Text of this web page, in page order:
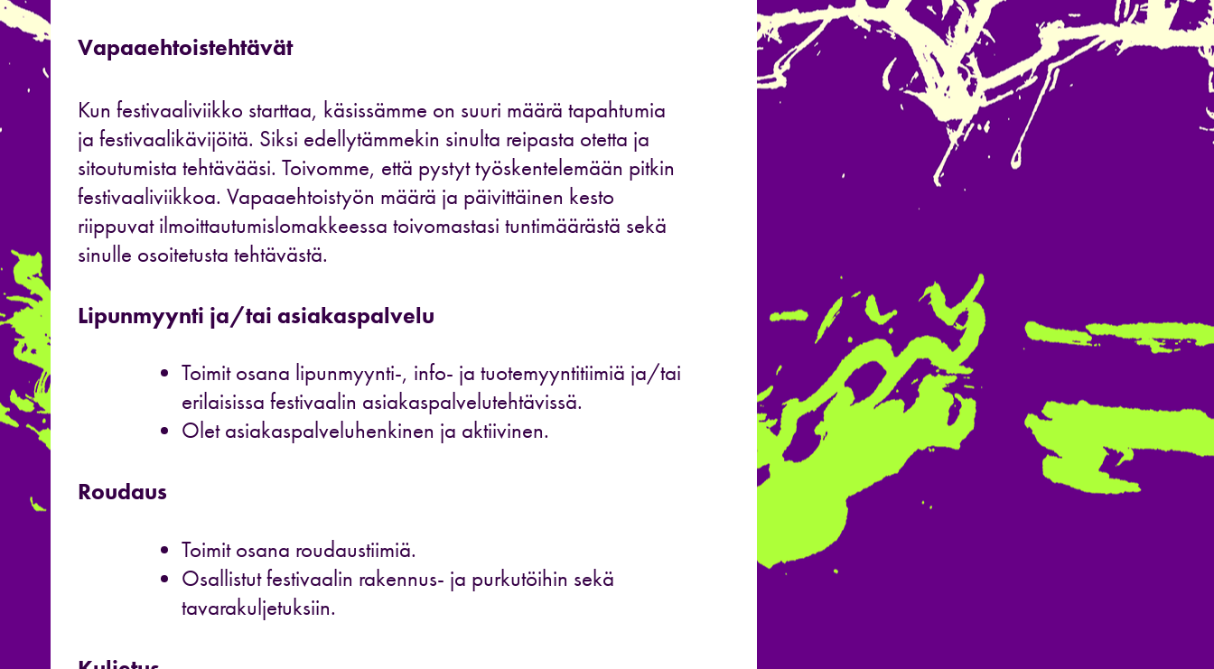
Vapaaehtoistehtävät
Kun festivaaliviikko starttaa, käsissämme on suuri määrä tapahtumia
ja festivaalikävijöitä. Siksi edellytämmekin sinulta reipasta otetta ja
sitoutumista tehtävääsi. Toivomme, että pystyt työskentelemään pitkin
festivaaliviikkoa. Vapaaehtoistyön määrä ja päivittäinen kesto
riippuvat ilmoittautumislomakkeessa toivomastasi tuntimäärästä sekä
sinulle osoitetusta tehtävästä.
Lipunmyynti ja/tai asiakaspalvelu
Toimit osana lipunmyynti-, info- ja tuotemyyntitiimiä ja/tai
erilaisissa festivaalin asiakaspalvelutehtävissä.
Olet asiakaspalveluhenkinen ja aktiivinen.
Roudaus
Toimit osana roudaustiimiä.
Osallistut festivaalin rakennus- ja purkutöihin sekä
tavarakuljetuksiin.